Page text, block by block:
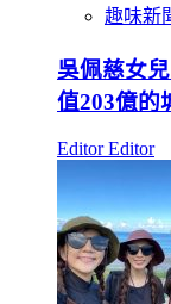
趣味新
吳佩慈女
值203億的
Editor Editor